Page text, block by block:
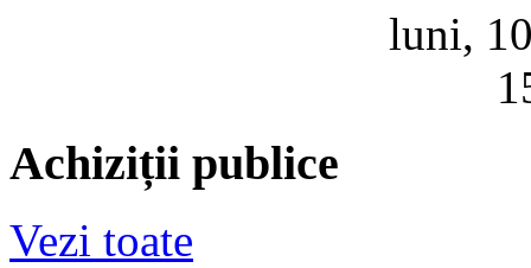
luni,
Achiziții publice
Vezi toate